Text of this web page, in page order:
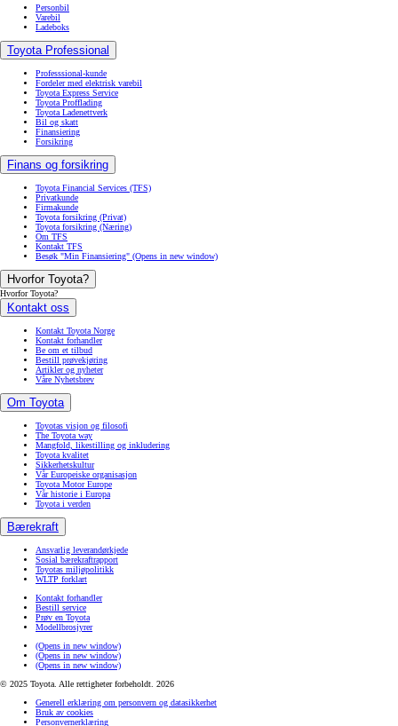
Personbil
Varebil
Ladeboks
Toyota Professional
Professsional-kunde
Fordeler med elektrisk varebil
Toyota Express Service
Toyota Profflading
Toyota Ladenettverk
Bil og skatt
Finansiering
Forsikring
Finans og forsikring
Toyota Financial Services (TFS)
Privatkunde
Firmakunde
Toyota forsikring (Privat)
Toyota forsikring (Næring)
Om TFS
Kontakt TFS
Besøk "Min Finansiering" (Opens in new window)
Hvorfor Toyota?
Hvorfor Toyota?
Kontakt oss
Kontakt Toyota Norge
Kontakt forhandler
Be om et tilbud
Bestill prøvekjøring
Artikler og nyheter
Våre Nyhetsbrev
Om Toyota
Toyotas visjon og filosofi
The Toyota way
Mangfold, likestilling og inkludering
Toyota kvalitet
Sikkerhetskultur
Vår Europeiske organisasjon
Toyota Motor Europe
Vår historie i Europa
Toyota i verden
Bærekraft
Ansvarlig leverandørkjede
Sosial bærekraftrapport
Toyotas miljøpolitikk
WLTP forklart
Kontakt forhandler
Bestill service
Prøv en Toyota
Modellbrosjyrer
(Opens in new window)
(Opens in new window)
(Opens in new window)
© 2025 Toyota. Alle rettigheter forbeholdt. 2026
Generell erklæring om personvern og datasikkerhet
Bruk av cookies
Personvernerklæring